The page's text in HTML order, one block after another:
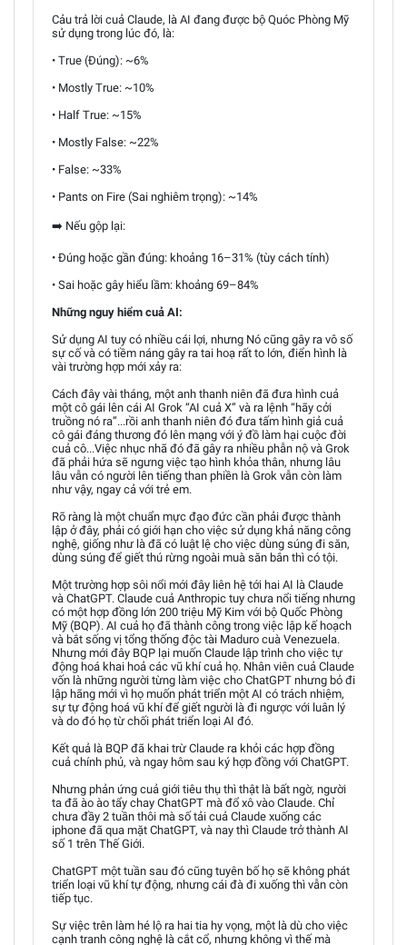
Cảu trả lời cuả Claude, là AI đang được bộ Quóc Phòng Mỹ
sử dụng trong lúc đó, là:
• True (Đúng): ~6%
• Mostly True: ~10%
• Half True: ~15%
• Mostly False: ~22%
• False: ~33%
• Pants on Fire (Sai nghiêm trọng): ~14%
➡️ Nếu gộp lại:
• Đúng hoặc gần đúng: khoảng 16–31% (tùy cách tính)
• Sai hoặc gây hiểu lầm: khoảng 69–84%
Những nguy hiểm cuả AI:
Sử dụng AI tuy có nhiều cái lợi, nhưng Nó cũng gây ra vô số
sự cố và có tiềm náng gây ra tai hoạ rất to lớn, điển hình là
vài trường hợp mới xảy ra:
Cách đây vài tháng, một anh thanh niên đã đưa hình cuả
một cô gái lên cái AI Grok “AI cuả X” và ra lệnh “hãy cởi
truồng nó ra”...rồi anh thanh niên đó đưa tấm hình giả cuả
cô gái đáng thương đó lên mạng với ý đồ làm hại cuộc đời
cuả cô...Việc nhục nhã đó đã gây ra nhiều phẫn nộ và Grok
đã phải hứa sẽ ngưng việc tạo hình khỏa thân, nhưng lâu
lâu vẫn có người lên tiếng than phiền là Grok vẫn còn làm
như vậy, ngay cả với trẻ em.
Rõ ràng là một chuẩn mực đạo đức cần phải được thành
lập ở đây, phải có giới hạn cho việc sử dụng khả năng công
nghệ, giống như là đã có luật lệ cho việc dùng súng đi săn,
dùng súng để giết thú rừng ngoài muà săn bắn thì có tội.
Một trường hợp sôi nổi mới đây liên hệ tới hai AI là Claude
và ChatGPT. Claude cuả Anthropic tuy chưa nổi tiếng nhưng
có một hợp đồng lớn 200 triệu Mỹ Kim với bộ Quốc Phòng
Mỹ (BQP). AI cuả họ đã thành công trong việc lập kế hoạch
và bắt sống vị tổng thống độc tài Maduro cuà Venezuela.
Nhưng mới đây BQP lại muốn Claude lập trình cho việc tự
động hoá khai hoả các vũ khí cuả họ. Nhân viên cuả Claude
vốn là những người từng làm việc cho ChatGPT nhưng bỏ đi
lập hãng mới vì họ muốn phát triển một AI có trách nhiệm,
sự tự động hoá vũ khí để giết người là đi ngược với luân lý
và do đó họ từ chối phát triển loại AI đó.
Kết quả là BQP đã khai trừ Claude ra khỏi các hợp đồng
cuả chính phủ, và ngay hôm sau ký hợp đồng với ChatGPT.
Nhưng phản ứng cuả giới tiêu thụ thì thật là bất ngờ, người
ta đã ào ào tẩy chay ChatGPT mà đổ xô vào Claude. Chỉ
chưa đầy 2 tuần thôi mà số tải cuả Claude xuống các
iphone đã qua mặt ChatGPT, và nay thì Claude trở thành AI
số 1 trên Thế Giới.
ChatGPT một tuần sau đó cũng tuyên bố họ sẽ không phát
triển loại vũ khí tự động, nhưng cái đà đi xuống thì vẫn còn
tiếp tục.
Sự việc trên làm hé lộ ra hai tia hy vọng, một là dù cho việc
cạnh tranh công nghệ là cắt cổ, nhưng không vì thế mà